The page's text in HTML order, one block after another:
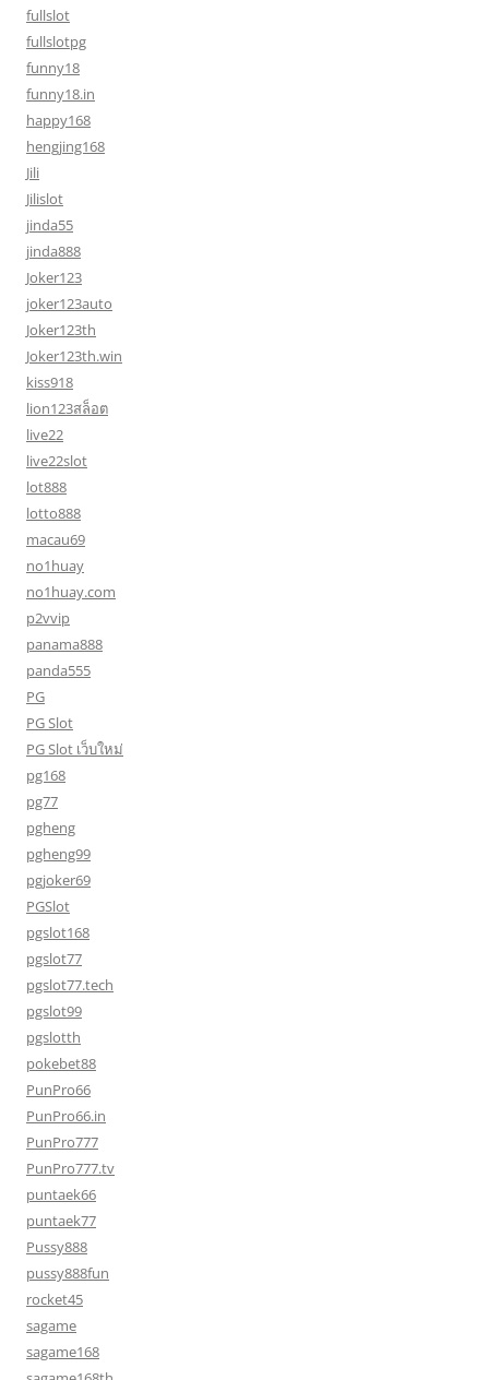
fullslot
fullslotpg
funny18
funny18.in
happy168
hengjing168
Jili
Jilislot
jinda55
jinda888
Joker123
joker123auto
Joker123th
Joker123th.win
kiss918
lion123สล็อต
live22
live22slot
lot888
lotto888
macau69
no1huay
no1huay.com
p2vvip
panama888
panda555
PG
PG Slot
PG Slot เว็บใหม่
pg168
pg77
pgheng
pgheng99
pgjoker69
PGSlot
pgslot168
pgslot77
pgslot77.tech
pgslot99
pgslotth
pokebet88
PunPro66
PunPro66.in
PunPro777
PunPro777.tv
puntaek66
puntaek77
Pussy888
pussy888fun
rocket45
sagame
sagame168